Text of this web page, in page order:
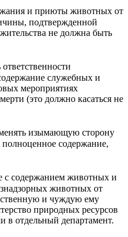
и приюты животных от
подтвержденной
не должна быть
служебных и
мероприятиях
(это должно касаться не
изымающую сторону
полноценное содержание,
с содержанием животных и
животных от
и чуждую ему
природных ресурсов
отдельный департамент.